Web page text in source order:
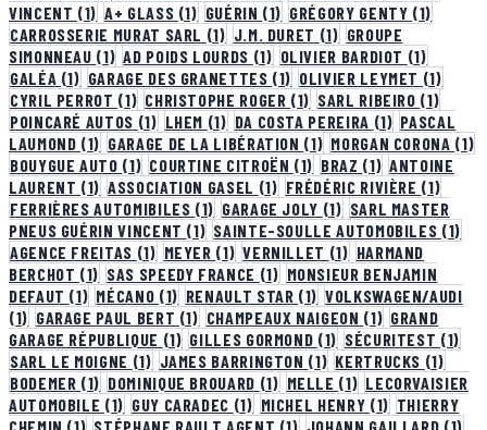
VINCENT (1) A+ GLASS (1) GUÉRIN (1) GRÉGORY GENTY (1)
CARROSSERIE MURAT SARL (1) J.M. DURET (1) GROUPE
SIMONNEAU (1) AD POIDS LOURDS (1) OLIVIER BARDIOT (1)
GALÉA (1) GARAGE DES GRANETTES (1) OLIVIER LEYMET (1)
CYRIL PERROT (1) CHRISTOPHE ROGER (1) SARL RIBEIRO (1)
POINCARÉ AUTOS (1) LHEM (1) DA COSTA PEREIRA (1) PASCAL
LAUMOND (1) GARAGE DE LA LIBÉRATION (1) MORGAN CORONA (1)
BOUYGUE AUTO (1) COURTINE CITROËN (1) BRAZ (1) ANTOINE
LAURENT (1) ASSOCIATION GASEL (1) FRÉDÉRIC RIVIÈRE (1)
FERRIÈRES AUTOMIBILES (1) GARAGE JOLY (1) SARL MASTER
PNEUS GUÉRIN VINCENT (1) SAINTE-SOULLE AUTOMOBILES (1)
AGENCE FREITAS (1) MEYER (1) VERNILLET (1) HARMAND
BERCHOT (1) SAS SPEEDY FRANCE (1) MONSIEUR BENJAMIN
DEFAUT (1) MÉCANO (1) RENAULT STAR (1) VOLKSWAGEN/AUDI
(1) GARAGE PAUL BERT (1) CHAMPEAUX NAIGEON (1) GRAND
GARAGE RÉPUBLIQUE (1) GILLES GORMOND (1) SÉCURITEST (1)
SARL LE MOIGNE (1) JAMES BARRINGTON (1) KERTRUCKS (1)
BODEMER (1) DOMINIQUE BROUARD (1) MELLE (1) LECORVAISIER
AUTOMOBILE (1) GUY CARADEC (1) MICHEL HENRY (1) THIERRY